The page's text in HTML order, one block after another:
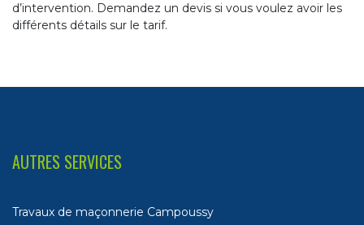
d’intervention. Demandez un devis si vous voulez avoir les
différents détails sur le tarif.
AUTRES SERVICES
Travaux de maçonnerie Campoussy